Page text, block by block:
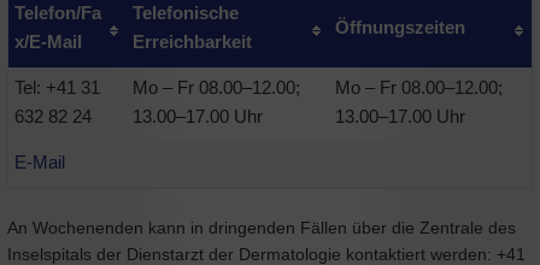
Telefon/Fa
x/E-Mail
Telefonische
Erreichbarkeit
Öffnungszeiten
Tel: +41 31
632 82 24
Mo – Fr 08.00–12.00;
13.00–17.00 Uhr
Mo – Fr 08.00–12.00;
13.00–17.00 Uhr
E-Mail
An Wochenenden kann in dringenden Fällen über die Zentrale des
Inselspitals der Dienstarzt der Dermatologie kontaktiert werden: +41